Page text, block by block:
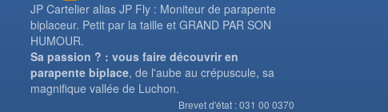
JP Cartelier alias JP Fly : Moniteur de parapente
biplaceur. Petit par la taille et GRAND PAR SON
HUMOUR.
Sa passion ? : vous faire découvrir en
parapente biplace, de l'aube au crépuscule, sa
magnifique vallée de Luchon.
Brevet d'état : 031 00 0370